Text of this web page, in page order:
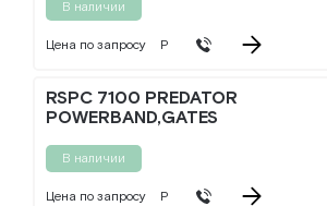
В наличии
Цена по запросу Р
RSPC 7100 PREDATOR
POWERBAND,GATES
В наличии
Цена по запросу Р